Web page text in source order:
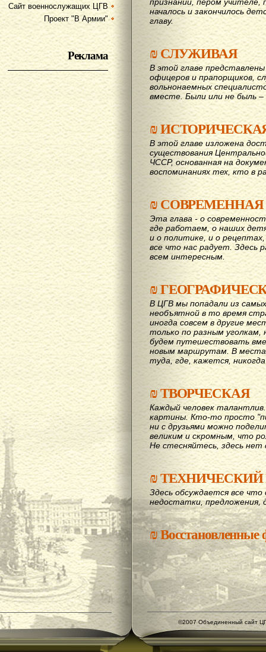
Сайт военнослужащих ЦГВ
Проект "В Армии"
Реклама
началось и закончилось
главу.
₪СЛУЖИВАЯ
В этой главе
офицеров и прапорщиков,
вольнонаемных
вместе. Были или не быль –
₪
В этой главе изложена
существования
ЧССР, основанная на
воспоминаниях тех, кто в
₪СОВРЕМЕННАЯ
Эта глава - о
где работаем, о наших
и о политике, и о
все что нас радует. Здесь
всем интересным.
₪
В ЦГВ мы попадали из
необъятной в то время
иногда совсем в другие
только по разным
будем путешествовать
новым маршрутам. В
туда, где, кажется,
₪ТВОРЧЕСКАЯ
Каждый человек
картины. Кто-то просто
ни с друзьями можно
великим и скромным, что
Не стесняйтесь, здесь нет
₪ТЕХНИЧЕСКИЙ
Здесь обсуждается все
недостатки, предложения,
₪
©2007 Объединенный сайт